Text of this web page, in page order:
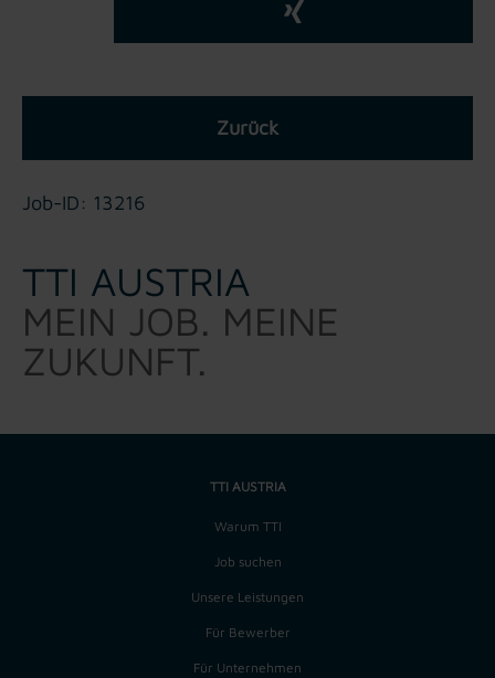
Zurück
Job-ID: 13216
TTI AUSTRIA
MEIN JOB. MEINE
ZUKUNFT.
TTI AUSTRIA
Warum TTI
Job suchen
Unsere Leistungen
Für Bewerber
Für Unternehmen